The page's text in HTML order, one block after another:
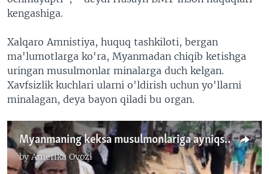
kengashiga.
Xalqaro Amnistiya, huquq tashkiloti, bergan
ma'lumotlarga ko'ra, Myanmadan chiqib ketishga
uringan musulmonlar minalarga duch kelgan.
Xavfsizlik kuchlari ularni o'ldirish uchun yo'llarni
minalagan, deya bayon qiladi bu organ.
Myanmaning keksa musulmonlariga ayniqsa qiyin
byAmerika Ovozi